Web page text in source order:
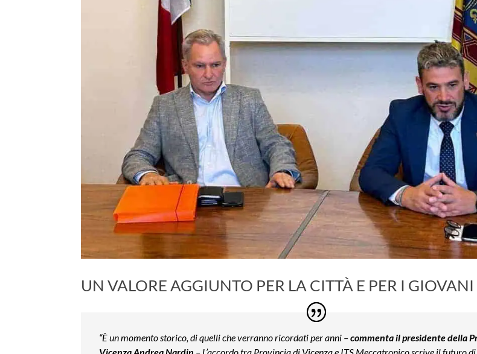
UN VALORE AGGIUNTO PER LA CITTÀ E PER I GIOVANI
“È un momento storico, di quelli che verranno ricordati per anni –commenta il presidente della